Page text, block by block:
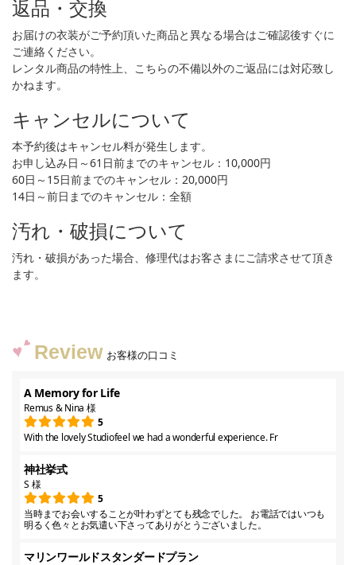
返品・交換
お届けの衣装がご予約頂いた商品と異なる場合はご確認後すぐに
ご連絡ください。
レンタル商品の特性上、こちらの不備以外のご返品には対応致し
かねます。
キャンセルについて
本予約後はキャンセル料が発生します。
お申し込み日～61日前までのキャンセル：10,000円
60日～15日前までのキャンセル：20,000円
14日～前日までのキャンセル：全額
汚れ・破損について
汚れ・破損があった場合、修理代はお客さまにご請求させて頂き
ます。
Review お客様の口コミ
A Memory for Life
Remus & Nina 様
5
With the lovely Studiofeel we had a wonderful experience. Fr
神社挙式
S 様
5
当時までお会いすることが叶わずとても残念でした。 お電話ではいつも
明るく色々とお気遣い下さってありがとうございました。
マリンワールドスタンダードプラン